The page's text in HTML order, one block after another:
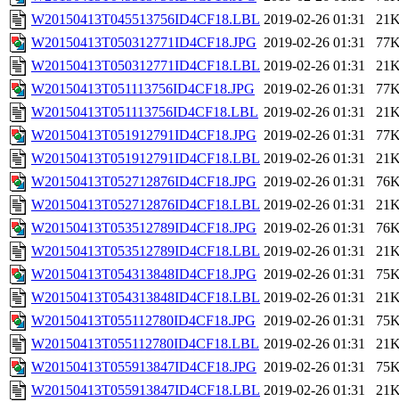
W20150413T045513756ID4CF18.LBL 2019-02-26 01:31
W20150413T050312771ID4CF18.JPG 2019-02-26 01:31
W20150413T050312771ID4CF18.LBL 2019-02-26 01:31
W20150413T051113756ID4CF18.JPG
2019-02-26 01:31
W20150413T051113756ID4CF18.LBL 2019-02-26 01:31
W20150413T051912791ID4CF18.JPG 2019-02-26 01:31
W20150413T051912791ID4CF18.LBL 2019-02-26 01:31
W20150413T052712876ID4CF18.JPG 2019-02-26 01:31
W20150413T052712876ID4CF18.LBL 2019-02-26 01:31
W20150413T053512789ID4CF18.JPG 2019-02-26 01:31
W20150413T053512789ID4CF18.LBL 2019-02-26 01:31
W20150413T054313848ID4CF18.JPG 2019-02-26 01:31
W20150413T054313848ID4CF18.LBL 2019-02-26 01:31
W20150413T055112780ID4CF18.JPG 2019-02-26 01:31
W20150413T055112780ID4CF18.LBL 2019-02-26 01:31
W20150413T055913847ID4CF18.JPG 2019-02-26 01:31
W20150413T055913847ID4CF18.LBL 2019-02-26 01:31